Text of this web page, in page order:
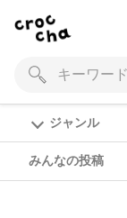
ジャンル
みんなの投稿